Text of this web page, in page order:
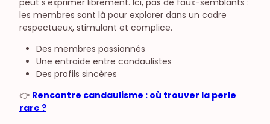
peut s'exprimer librement. Ici, pas de faux-semblants :
les membres sont là pour explorer dans un cadre
respectueux, stimulant et complice.
Des membres passionnés
Une entraide entre candaulistes
Des profils sincères
👉 Rencontre candaulisme : où trouver la perle
rare ?